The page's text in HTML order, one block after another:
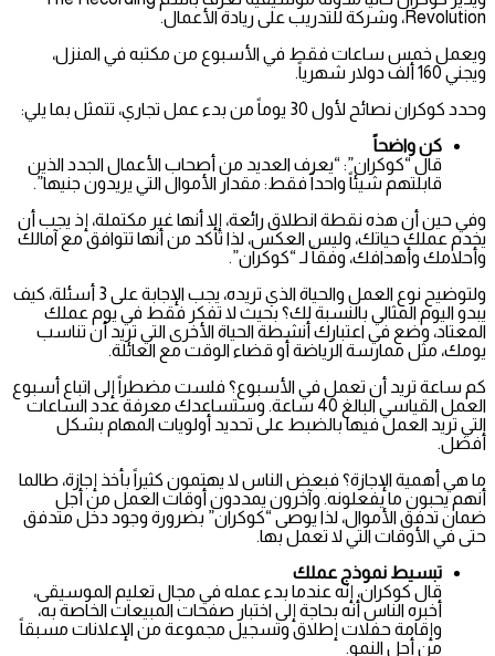
Revolution، وشركة للتدريب على ريادة الأعمال.
ويعمل خمس ساعات فقط في الأسبوع من مكتبه في المنزل،
ويجني 160 ألف دولار شهرياً.
وحدد كوكران نصائح لأول 30 يوماً من بدء عمل تجاري، تتمثل بما يلي:
كن واضحاً
قال “كوكران”: “يعرف العديد من أصحاب الأعمال الجدد الذين
قابلتهم شيئاً واحداً فقط: مقدار الأموال التي يريدون جنيها”.
وفي حين أن هذه نقطة انطلاق رائعة، إلا أنها غير مكتملة، إذ يجب أن
يخدم عملك حياتك، وليس العكس، لذا تأكد من أنها تتوافق مع آمالك
وأحلامك وأهدافك، وفقاً لـ “كوكران”.
ولتوضيح نوع العمل والحياة الذي تريده، يجب الإجابة على 3 أسئلة، كيف
يبدو اليوم المثالي بالنسبة لك؟ بحيث لا تفكر فقط في يوم عملك
المعتاد، وضع في اعتبارك أنشطة الحياة الأخرى التي تريد أن تناسب
يومك، مثل ممارسة الرياضة أو قضاء الوقت مع العائلة.
كم ساعة تريد أن تعمل في الأسبوع؟ فلست مضطراً إلى اتباع أسبوع
العمل القياسي البالغ 40 ساعة. وستساعدك معرفة عدد الساعات
التي تريد العمل فيها بالضبط على تحديد أولويات المهام بشكل
أفضل.
ما هي أهمية الإجازة؟ فبعض الناس لا يهتمون كثيراً بأخذ إجازة، طالما
أنهم يحبون ما يفعلونه. وآخرون يمددون أوقات العمل من أجل
ضمان تدفق الأموال، لذا يوصى “كوكران” بضرورة وجود دخل متدفق
حتى في الأوقات التي لا تعمل بها.
تبسيط نموذج عملك
قال كوكران، إنه عندما بدء عمله في مجال تعليم الموسيقى،
أخبره الناس أنه بحاجة إلى اختبار صفحات المبيعات الخاصة به،
وإقامة حفلات إطلاق وتسجيل مجموعة من الإعلانات مسبقاً
من أجل النمو.